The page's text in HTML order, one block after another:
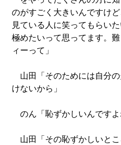
のがすごく大きいんですけど
見ている人に笑ってもらい
極めたいって思ってます。
ィーって」
山田「そのためには自分
けないから」
のん「恥ずかしいんですよ
山田「その恥ずかしいと